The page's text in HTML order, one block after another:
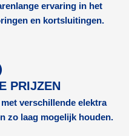
ervaring in het
en kortsluitingen.
PRIJZEN
verschillende elektra
zo laag mogelijk houden.